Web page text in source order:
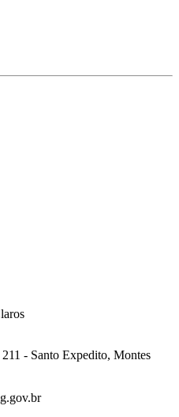
- Santo Expedito, Montes